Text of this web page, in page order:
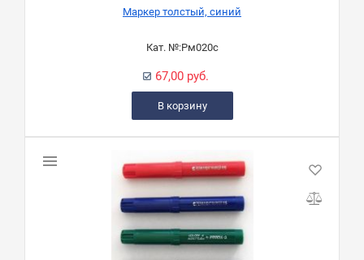
Маркер толстый, синий
Кат. №:Рм020с
67,00 руб.
В корзину